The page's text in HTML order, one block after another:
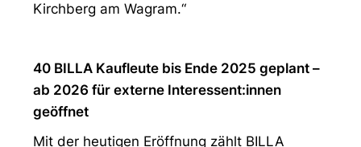
Kirchberg am Wagram.“
40 BILLA Kaufleute bis Ende 2025 geplant –
ab 2026 für externe Interessent:innen
geöffnet
Mit der heutigen Eröffnung zählt BILLA